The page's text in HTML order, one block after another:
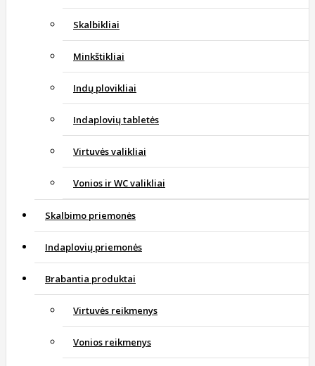
Skalbikliai
Minkštikliai
Indų plovikliai
Indaplovių tabletės
Virtuvės valikliai
Vonios ir WC valikliai
Skalbimo priemonės
Indaplovių priemonės
Brabantia produktai
Virtuvės reikmenys
Vonios reikmenys